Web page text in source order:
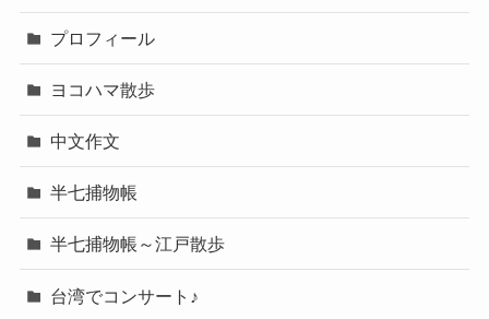
プロフィール
ヨコハマ散歩
中文作文
半七捕物帳
半七捕物帳～江戸散歩
台湾でコンサート♪